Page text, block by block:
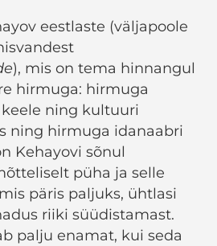
eestlaste (väljapoole
), mis on tema hinnangul
hirmuga: hirmuga
ning kultuuri
ning hirmuga idanaabri
Kehayovi sõnul
püha ja selle
päris paljuks, ühtlasi
riiki süüdistamast.
palju enamat, kui seda